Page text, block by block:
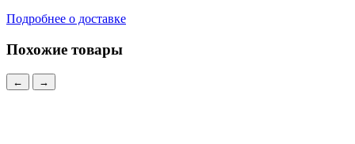
Подробнее о доставке
Похожие товары
← →